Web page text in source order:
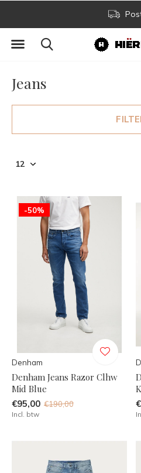
Jeans
-50%
Denham
Denham Jeans Razor Clhw
Mid Blue
€95,00 €190,00
Incl. btw